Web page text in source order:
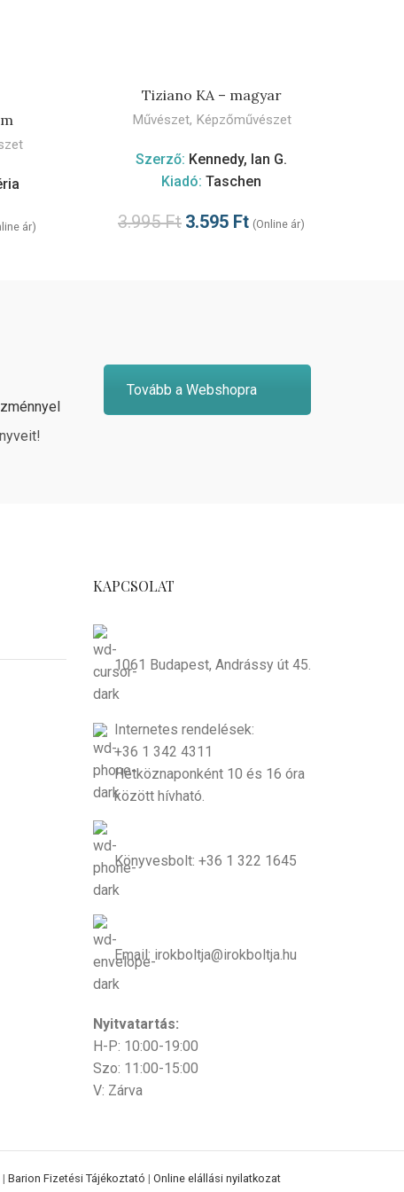
ár)
KOSÁRBA TESZEM
Tiziano KA – magyar
Művészet, Képzőművészet
Szerző: Kennedy, Ian G.
Kiadó: Taschen
3.995Ft 3.595 Ft (Online ár)
Tovább a Webshopra
KAPCSOLAT
1061 Budapest, Andrássy út 45.
Internetes rendelések:
+36 1 342 4311
Hétköznaponként 10 és 16 óra
között hívható.
Könyvesbolt: +36 1 322 1645
Email: irokboltja@irokboltja.hu
Nyitvatartás:
H-P: 10:00-19:00
Szo: 11:00-15:00
V: Zárva
| Barion Fizetési Tájékoztató | Online elállási nyilatkozat